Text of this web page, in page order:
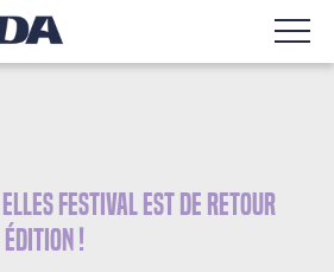
Festival est de retour
!